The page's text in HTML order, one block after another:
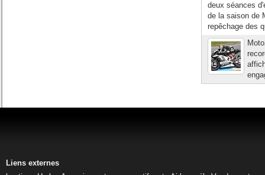
deux séances
de la saison de
repêchage des
Liens externes